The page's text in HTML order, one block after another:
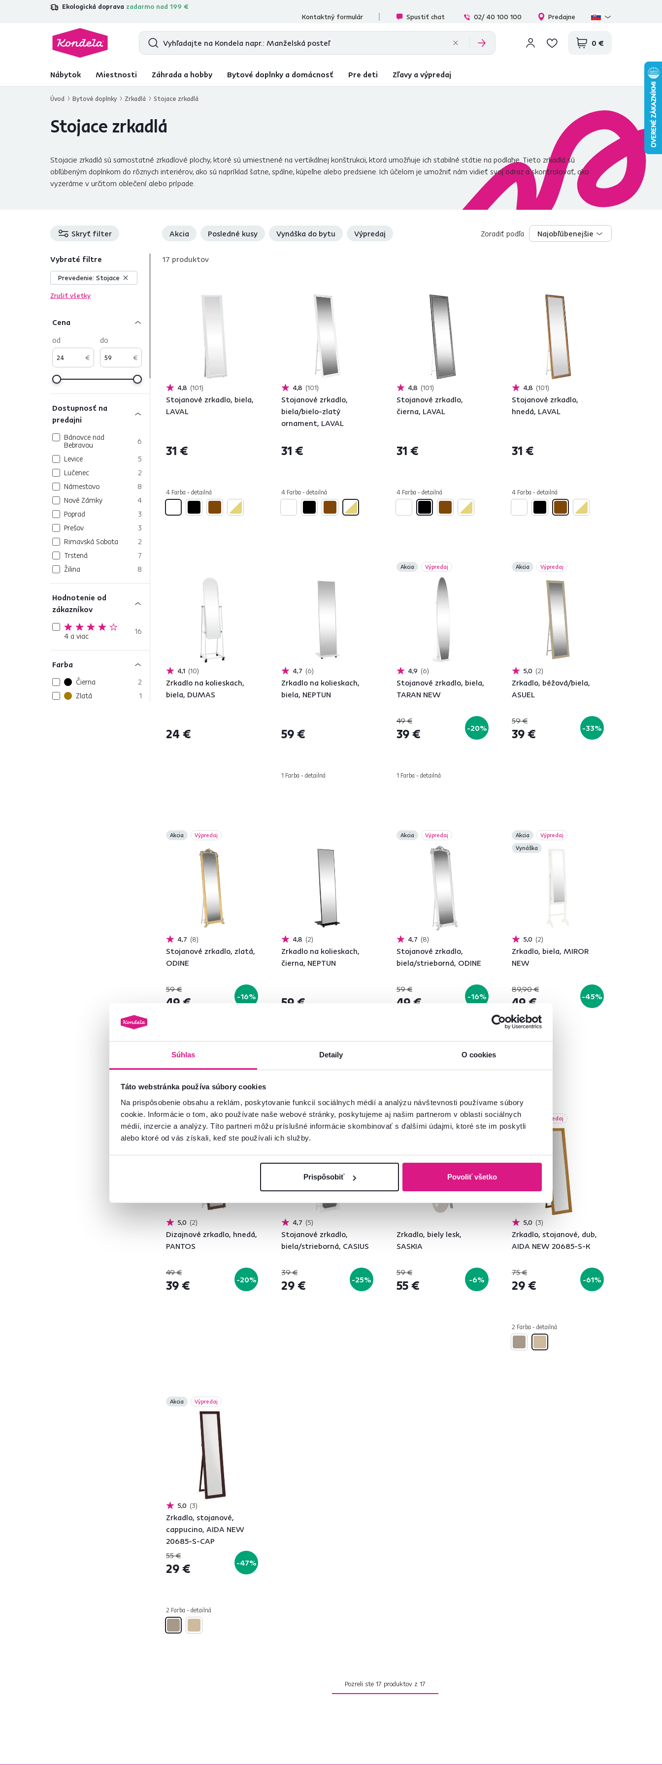
Súhlas Detaily O cookies
Táto webstránka používa súbory cookies
Na prispôsobenie obsahu a reklám, poskytovanie funkcií sociálnych médií a analýzu návštevnosti používame súbory
cookie. Informácie o tom, ako používate naše webové stránky, poskytujeme aj našim partnerom v oblasti sociálnych
médií, inzercie a analýzy. Títo partneri môžu príslušné informácie skombinovať s ďalšími údajmi, ktoré ste im poskytli
alebo ktoré od vás získali, keď ste používali ich služby.
Prispôsobiť Povoliť všetko
Ekologická doprava zadarmo nad 199 €
4,7 31 211overených produktových recenzií
Kontaktný formulár
Spustiť chat 02/ 40 100 100 Predajne
0 €
Nábytok Miestnosti Záhrada a hobby Bytové doplnky a domácnosť Pre deti Zľavy a výpredaj
Úvod Bytové doplnky Zrkadlá Stojace zrkadlá
Stojace zrkadlá
Stojacie zrkadlá sú samostatné zrkadlové plochy, ktoré sú umiestnené na vertikálnej konštrukcii, ktorá umožňuje ich stabilné státie na podlahe. Tieto zrkadlá sú
obľúbeným doplnkom do rôznych interiérov, ako sú napríklad šatne, spálne, kúpeľne alebo predsiene. Ich účelom je umožniť nám vidieť svoj odraz a skontrolovať, ako
vyzeráme v určitom oblečení alebo prípade.
Skryť filter Akcia Posledné kusy Vynáška do bytu Výpredaj Najobľúbenejšie
Zoradiť podľa Najobľúbenejšie
Vybraté filtre
Prevedenie: Stojace
Zrušiť všetky
Cena
€
od
€
do
Dostupnosť na
predajni
Bánovce nad
Bebravou
6
Levice
5
Lučenec
2
Námestovo
8
Nové Zámky
4
Poprad
3
Prešov
3
Rimavská Sobota
2
Trstená
7
Žilina
8
Hodnotenie od
zákazníkov
4 a viac 16
Farba
Čierna
2
Zlatá
1
1
17 produktov
4,8 101
Stojanové zrkadlo, biela,
LAVAL
31 €
4 Farba - detailná
4,8 101
Stojanové zrkadlo,
biela/bielo-zlatý
ornament, LAVAL
31 €
4 Farba - detailná
4,8 101
Stojanové zrkadlo,
čierna, LAVAL
31 €
4 Farba - detailná
4,8 101
Stojanové zrkadlo,
hnedá, LAVAL
31 €
4 Farba - detailná
4,1 10
Zrkadlo na kolieskach,
biela, DUMAS
24 €
4,7 6
Zrkadlo na kolieskach,
biela, NEPTUN
59 €
1 Farba - detailná
Akcia Výpredaj
4,9 6
Stojanové zrkadlo, biela,
TARAN NEW
49 €
39 € -20%
1 Farba - detailná
Akcia Výpredaj
5,0 2
Zrkadlo, béžová/biela,
ASUEL
59 €
39 € -33%
Akcia Výpredaj
4,7 8
Stojanové zrkadlo, zlatá,
ODINE
59 €
49 € -16%
2 Farba - detailná
4,8 2
Zrkadlo na kolieskach,
čierna, NEPTUN
59 €
Akcia Výpredaj
4,7 8
Stojanové zrkadlo,
biela/strieborná, ODINE
59 €
49 € -16%
2 Farba - detailná
Akcia
Výpredaj
Vynáška
5,0 2
Zrkadlo, biela, MIROR
NEW
89,90 €
49 € -45%
Akcia Výpredaj
5,0 2
Dizajnové zrkadlo, hnedá,
PANTOS
49 €
39 € -20%
Akcia Výpredaj
4,7 5
Stojanové zrkadlo,
biela/strieborná, CASIUS
39 €
29 € -25%
Akcia
Výpredaj
Posledné kusy
Zrkadlo, biely lesk,
SASKIA
59 €
55 € -6%
Akcia Výpredaj
5,0 3
Zrkadlo, stojanové, dub,
AIDA NEW 20685-S-K
75 €
29 € -61%
2 Farba - detailná
Akcia Výpredaj
5,0 3
Zrkadlo, stojanové,
cappucino, AIDA NEW
20685-S-CAP
55 €
29 € -47%
2 Farba - detailná
Pozreli ste 17 produktov z 17